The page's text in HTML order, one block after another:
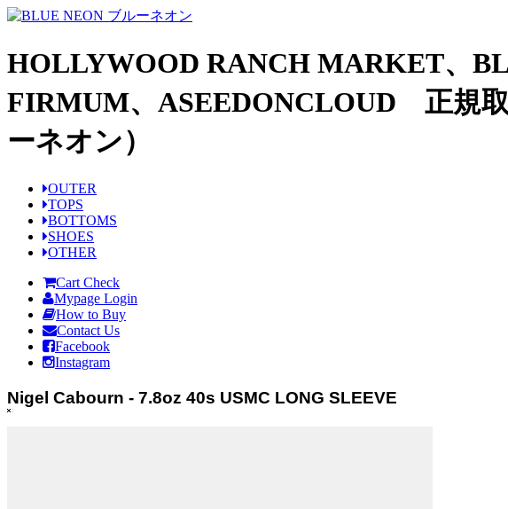
HOLLYWOOD RANCH MARKET、
FIRMUM、ASEEDONCLOUD 正規
ーネオン）
OUTER
TOPS
BOTTOMS
SHOES
OTHER
Cart Check
Mypage Login
How to Buy
Contact Us
Facebook
Instagram
Nigel Cabourn - 7.8oz 40s USMC LONG SLEEVE